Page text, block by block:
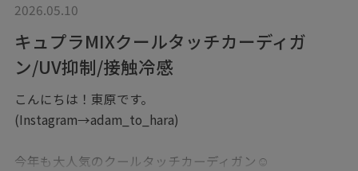
2026.05.10
キュプラMIXクールタッチカーディガ
ン/UV抑制/接触冷感
こんにちは！東原です。
(Instagram→adam_to_hara)
今年も大人気のクールタッチカーディガン☺️